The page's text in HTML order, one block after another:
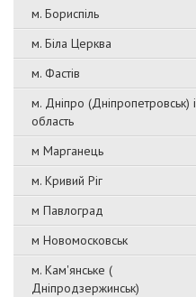
м. Бориспіль
м. Біла Церква
м. Фастів
м. Дніпро (Дніпропетровськ) і
область
м Марганець
м. Кривий Ріг
м Павлоград
м Новомосковськ
м. Кам'янське (
Дніпродзержинськ)